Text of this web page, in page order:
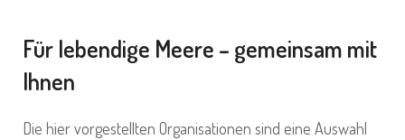
Für lebendige Meere – gemeinsam mit
Ihnen
Die hier vorgestellten Organisationen sind eine Auswahl